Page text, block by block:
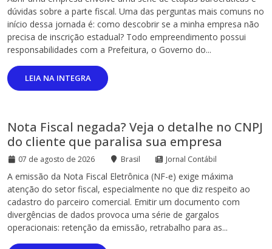
dúvidas sobre a parte fiscal. Uma das perguntas mais comuns no
início dessa jornada é: como descobrir se a minha empresa não
precisa de inscrição estadual? Todo empreendimento possui
responsabilidades com a Prefeitura, o Governo do...
LEIA NA INTEGRA
Nota Fiscal negada? Veja o detalhe no CNPJ
do cliente que paralisa sua empresa
07 de agosto de 2026 Brasil Jornal Contábil
A emissão da Nota Fiscal Eletrônica (NF-e) exige máxima
atenção do setor fiscal, especialmente no que diz respeito ao
cadastro do parceiro comercial. Emitir um documento com
divergências de dados provoca uma série de gargalos
operacionais: retenção da emissão, retrabalho para as...